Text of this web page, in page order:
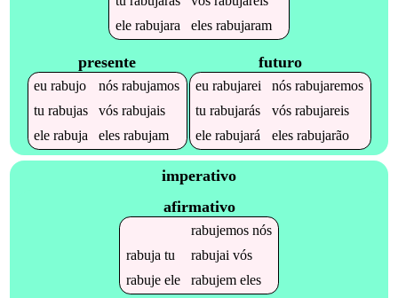
ele rabujara eles rabujaram
presente
eurabujo nósrabujamos
turabujas vósrabujais
elerabuja elesrabujam
futuro
eurabujarei nósrabujaremos
turabujarás vósrabujareis
elerabujará elesrabujarão
imperativo
afirmativo
rabujemosnós
rabuja tu rabujai vós
rabujeele rabujemeles